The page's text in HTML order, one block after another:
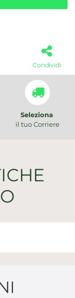
Condividi
Seleziona
il tuo Corriere